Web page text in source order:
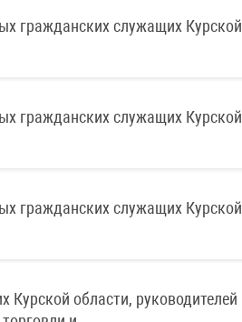
гражданских служащих Курской
гражданских служащих Курской
гражданских служащих Курской
области, руководителей